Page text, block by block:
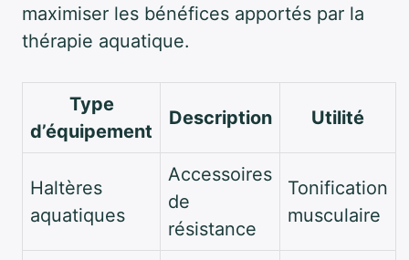
maximiser les bénéfices apportés par la
thérapie aquatique.
Type
d’équipement
Description Utilité
Haltères
aquatiques
Accessoires
de
résistance
Tonification
musculaire